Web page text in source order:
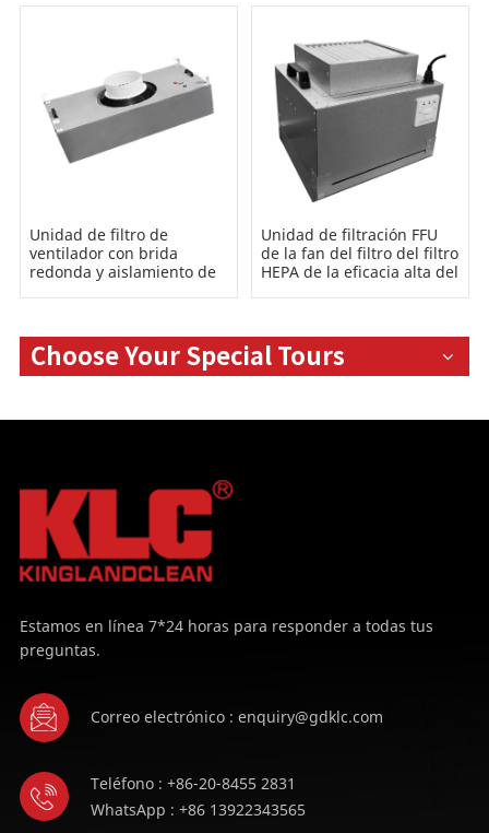
Unidad de filtro de
ventilador con brida
redonda y aislamiento de
Unidad de filtración FFU
de la fan del filtro del filtro
HEPA de la eficacia alta del
Choose Your Special Tours
Estamos en línea 7*24 horas para responder a todas tus
preguntas.
Correo electrónico : enquiry@gdklc.com
Teléfono : +86-20-8455 2831
WhatsApp : +86 13922343565